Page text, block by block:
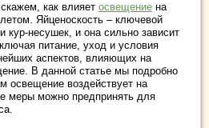
как влияет освещение на
Яйценоскость – ключевой
кур-несушек, и она сильно зависит
питание, уход и условия
аспектов, влияющих на
В данной статье мы подробно
освещение воздействует на
меры можно предпринять для